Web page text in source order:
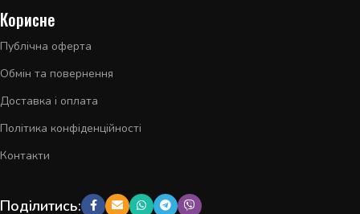
Корисне
Публічна оферта
Обмін та повернення
Доставка і оплата
Політика конфіденційності
Контакти
Поділитись: